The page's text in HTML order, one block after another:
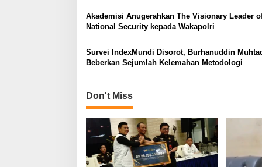
t
o
n
Akademisi Anugerahkan The Visionary Leader
National Security kepada Wakapolri
Survei IndexMundi Disorot, Burhanuddin
Beberkan Sejumlah Kelemahan Metodologi
Don't Miss